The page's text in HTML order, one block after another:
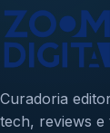
Curadoria
tech, reviews e